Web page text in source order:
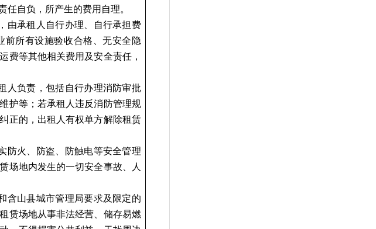
任自负，所产生的费用自理。
由承租人自行办理、自行承担费
前所有设施验收合格、无安全隐
费等其他相关费用及安全责任，
人负责，包括自行办理消防审批
护等；若承租人违反消防管理规
正的，出租人有权单方解除租赁
防火、防盗、防触电等安全管理
场地内发生的一切安全事故、人
含山县城市管理局要求及限定的
赁场地从事非法经营、储存易燃